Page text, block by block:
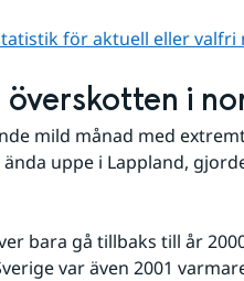
för aktuell eller valfri
i
mild månad med
uppe i Lappland,
bara gå tillbaks till år
var även 2001